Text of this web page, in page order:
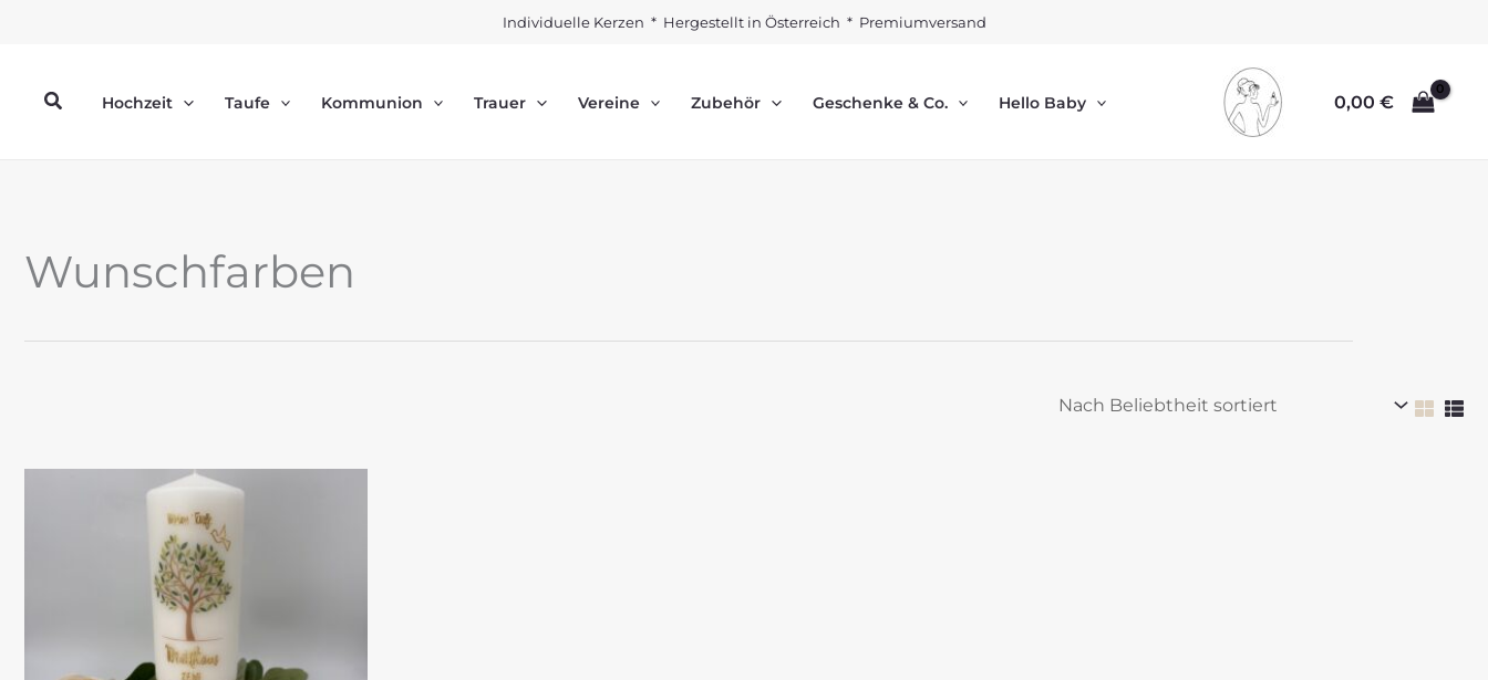
Individuelle Kerzen * Hergestellt in Österreich * Premiumversand
SuchenHochzeit Taufe Kommunion Trauer Vereine Zubehör Geschenke & Co. Hello Baby 0,00 €
Wunschfarben